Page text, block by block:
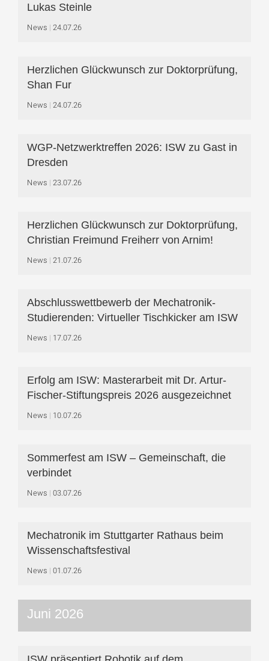
Lukas Steinle
News 24.07.26
Herzlichen Glückwunsch zur Doktorprüfung,
Shan Fur
News 24.07.26
WGP-Netzwerktreffen 2026: ISW zu Gast in
Dresden
News 23.07.26
Herzlichen Glückwunsch zur Doktorprüfung,
Christian Freimund Freiherr von Arnim!
News 21.07.26
Abschlusswettbewerb der Mechatronik-
Studierenden: Virtueller Tischkicker am ISW
News 17.07.26
Erfolg am ISW: Masterarbeit mit Dr. Artur-
Fischer-Stiftungspreis 2026 ausgezeichnet
News 10.07.26
Sommerfest am ISW – Gemeinschaft, die
verbindet
News 03.07.26
Mechatronik im Stuttgarter Rathaus beim
Wissenschaftsfestival
News 01.07.26
Juni 2026